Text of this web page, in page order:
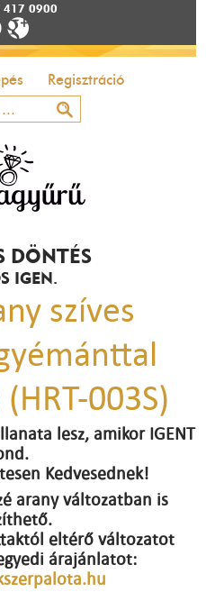
417 0900
Regisztráció
DÖNTÉS
IGEN.
szíves
003S)
lesz, amikor IGENT
Kedvesednek!
arany változatban is
eltérő változatot
árajánlatot: